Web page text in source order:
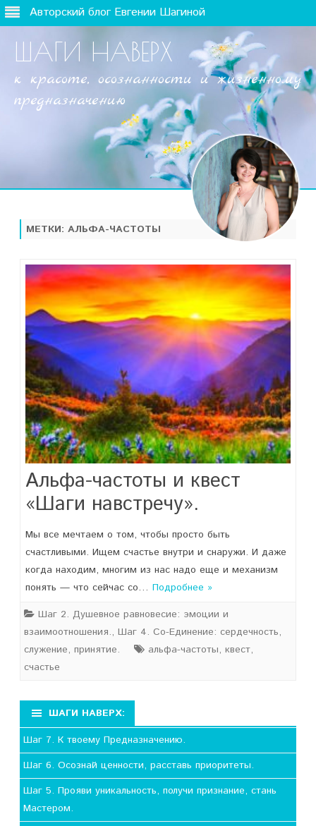
Авторский блог Евгении Шагиной
ШАГИ НАВЕРХ
к красоте, осознанности и жизненному
предназначению
МЕТКИ: АЛЬФА-ЧАСТОТЫ
Альфа-частоты и квест
«Шаги навстречу».
Мы все мечтаем о том, чтобы просто быть
счастливыми. Ищем счастье внутри и снаружи. И даже
когда находим, многим из нас надо еще и механизм
понять — что сейчас со… Подробнее »
Шаг 2. Душевное равновесие: эмоции и
взаимоотношения., Шаг 4. Со-Единение: сердечность,
служение, принятие.
альфа-частоты, квест,
счастье
ШАГИ НАВЕРХ:
Шаг 7. К твоему Предназначению.
Шаг 6. Осознай ценности, расставь приоритеты.
Шаг 5. Прояви уникальность, получи признание, стань
Мастером.